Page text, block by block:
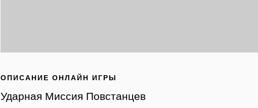
ОПИСАНИЕ ОНЛАЙН ИГРЫ
Ударная Миссия Повстанцев